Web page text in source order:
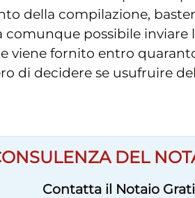
della compilazione,
comunque possibile inviare
viene fornito entro
di decidere se usufruire
DEL
Contatta il Notaio